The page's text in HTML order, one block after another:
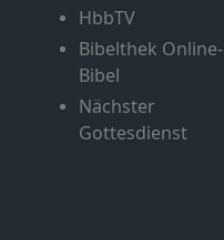
HbbTV
Bibelthek Online-
Bibel
Nächster
Gottesdienst